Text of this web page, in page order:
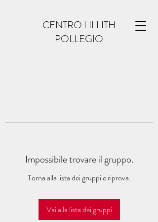
CENTRO LILLITH
POLLEGIO
Impossibile trovare il gruppo.
Torna alla lista dei gruppi e riprova.
Vai alla lista dei gruppi